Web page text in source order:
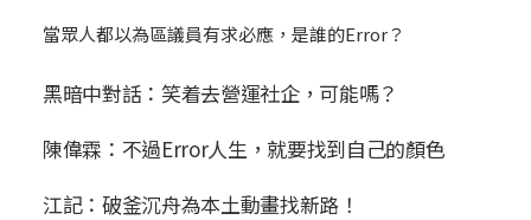
當眾人都以為區議員有求必應，是誰的Error？
黑暗中對話：笑着去營運社企，可能嗎？
陳偉霖：不過Error人生，就要找到自己的顏色
江記：破釜沉舟為本土動畫找新路！